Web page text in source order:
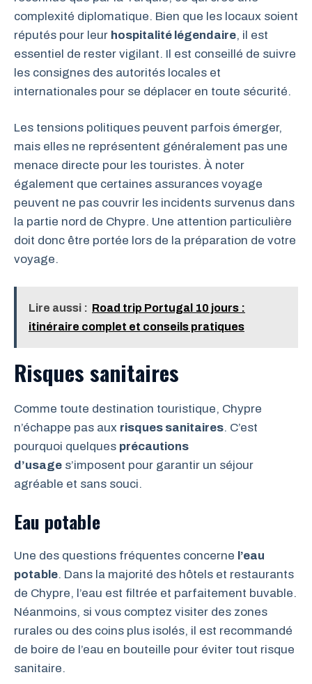
complexité diplomatique. Bien que les locaux soient
réputés pour leur hospitalité légendaire, il est
essentiel de rester vigilant. Il est conseillé de suivre
les consignes des autorités locales et
internationales pour se déplacer en toute sécurité.
Les tensions politiques peuvent parfois émerger,
mais elles ne représentent généralement pas une
menace directe pour les touristes. À noter
également que certaines assurances voyage
peuvent ne pas couvrir les incidents survenus dans
la partie nord de Chypre. Une attention particulière
doit donc être portée lors de la préparation de votre
voyage.
Lire aussi : Road trip Portugal 10 jours :
itinéraire complet et conseils pratiques
Risques sanitaires
Comme toute destination touristique, Chypre
n’échappe pas aux risques sanitaires. C’est
pourquoi quelques précautions
d’usage s’imposent pour garantir un séjour
agréable et sans souci.
Eau potable
Une des questions fréquentes concerne l’eau
potable. Dans la majorité des hôtels et restaurants
de Chypre, l’eau est filtrée et parfaitement buvable.
Néanmoins, si vous comptez visiter des zones
rurales ou des coins plus isolés, il est recommandé
de boire de l’eau en bouteille pour éviter tout risque
sanitaire.